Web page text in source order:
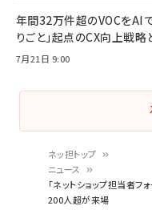
ネッ担トップ
ニュース
「ネットショップ担当者
200人超が来場
年間32万件超のVOCをAIで
りごと」起点のCX向上戦略
7月21日 9:00